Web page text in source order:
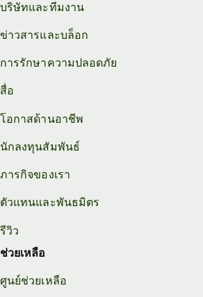
บริษัทและทีมงาน
ข่าวสารและบล็อก
การรักษาความปลอดภัย
สื่อ
โอกาสด้านอาชีพ
นักลงทุนสัมพันธ์
ภารกิจของเรา
ตัวแทนและพันธมิตร
รีวิว
ช่วยเหลือ
ศูนย์ช่วยเหลือ